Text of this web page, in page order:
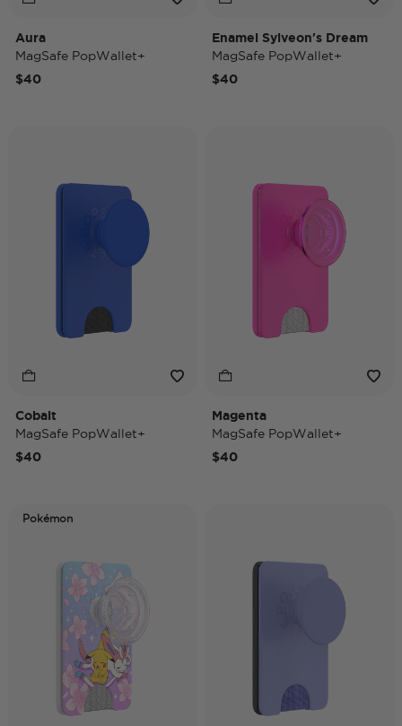
Aura
MagSafe PopWallet+
$40
Enamel Sylveon's Dream
MagSafe PopWallet+
$40
Cobalt
MagSafe PopWallet+
$40
Magenta
MagSafe PopWallet+
$40
Pokémon